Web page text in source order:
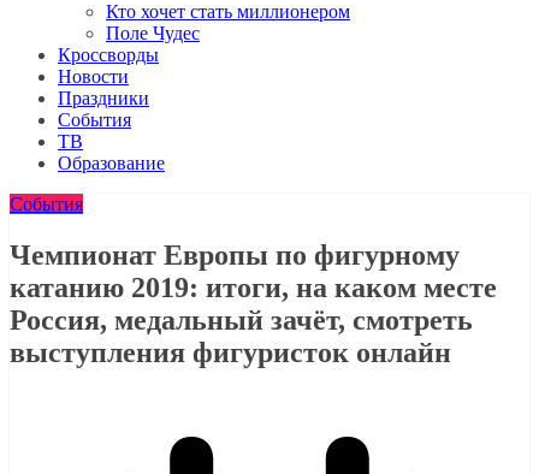
Кто хочет стать миллионером
Поле Чудес
Кроссворды
Новости
Праздники
События
ТВ
Образование
События
Чемпионат Европы по фигурному
катанию 2019: итоги, на каком месте
Россия, медальный зачёт, смотреть
выступления фигуристок онлайн